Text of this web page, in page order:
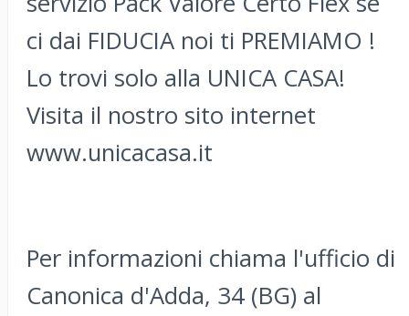
ci dai FIDUCIA noi ti PREMIAMO !
Lo trovi solo alla UNICA CASA!
Visita il nostro sito internet
www.unicacasa.it
Per informazioni chiama l'ufficio di
Canonica d'Adda, 34 (BG) al